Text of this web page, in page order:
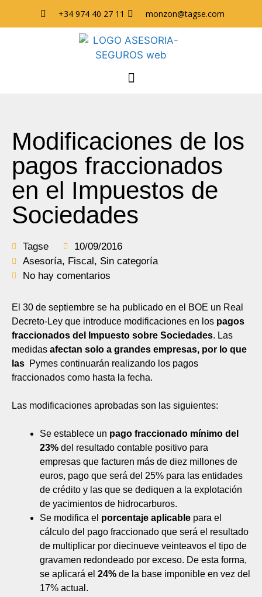
+34 974 40 27 11 monzon@tagse.com
Modificaciones de los
pagos fraccionados
en el Impuestos de
Sociedades
Tagse
10/09/2016
Asesoría, Fiscal, Sin categoría
No hay comentarios
El 30 de septiembre se ha publicado en el BOE un Real
Decreto-Ley que introduce modificaciones en los pagos
fraccionados del Impuesto sobre Sociedades. Las
medidas afectan solo a grandes empresas, por lo que
las Pymes continuarán realizando los pagos
fraccionados como hasta la fecha.
Las modificaciones aprobadas son las siguientes:
Se establece un pago fraccionado mínimo del
23% del resultado contable positivo para
empresas que facturen más de diez millones de
euros, pago que será del 25% para las entidades
de crédito y las que se dediquen a la explotación
de yacimientos de hidrocarburos.
Se modifica el porcentaje aplicable para el
cálculo del pago fraccionado que será el resultado
de multiplicar por diecinueve veinteavos el tipo de
gravamen redondeado por exceso. De esta forma,
se aplicará el 24% de la base imponible en vez del
17% actual.